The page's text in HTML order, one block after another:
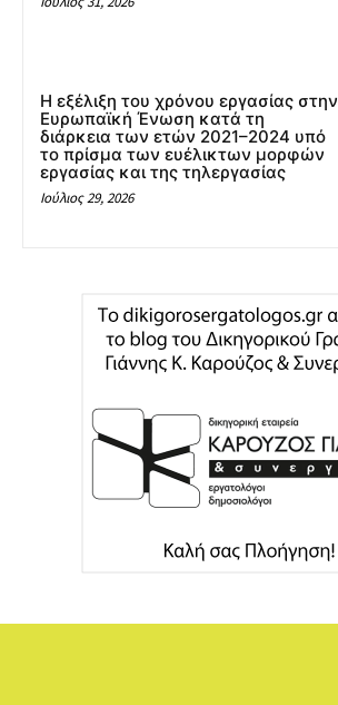
Η εξέλιξη του χρόνου εργασίας στην
Ευρωπαϊκή Ένωση κατά τη
διάρκεια των ετών 2021–2024 υπό
το πρίσμα των ευέλικτων μορφών
εργασίας και της τηλεργασίας
Ιούλιος 29, 2026